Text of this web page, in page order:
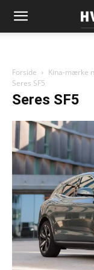
Forside
Kina-mærke
Seres SF5
Seres SF5